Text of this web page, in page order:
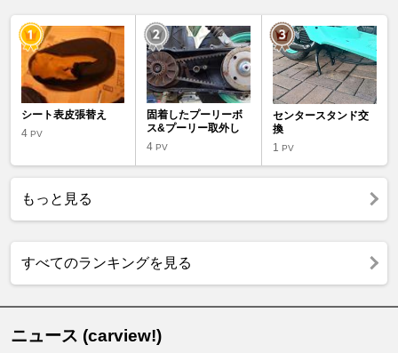
シート表皮張替え
4 PV
固着したプーリーボ
ス&プーリー取外し
4PV
センタースタンド交
換
1 PV
もっと見る
すべてのランキングを見る
ニュース (carview!)